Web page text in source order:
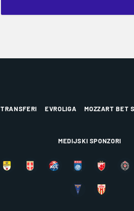
TRANSFERI EVROLIGA MOZZART BET
MEDIJSKI SPONZORI